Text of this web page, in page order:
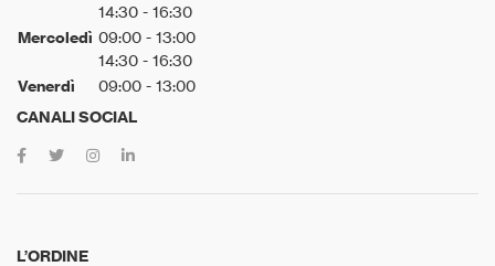
14:30 - 16:30
Mercoledì 09:00 - 13:00
14:30 - 16:30
Venerdì 09:00 - 13:00
CANALI SOCIAL
L’ORDINE